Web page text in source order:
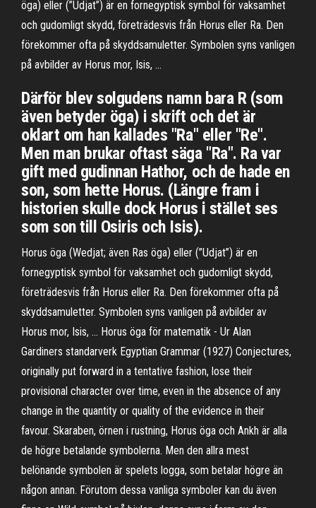
öga) eller (”Udjat”) är en fornegyptisk symbol för vaksamhet
och gudomligt skydd, företrädesvis från Horus eller Ra. Den
förekommer ofta på skyddsamuletter. Symbolen syns vanligen
på avbilder av Horus mor, Isis, …
Därför blev solgudens namn bara R (som
även betyder öga) i skrift och det är
oklart om han kallades "Ra" eller "Re".
Men man brukar oftast säga "Ra". Ra var
gift med gudinnan Hathor, och de hade en
son, som hette Horus. (Längre fram i
historien skulle dock Horus i stället ses
som son till Osiris och Isis).
Horus öga (Wedjat; även Ras öga) eller (”Udjat”) är en
fornegyptisk symbol för vaksamhet och gudomligt skydd,
företrädesvis från Horus eller Ra. Den förekommer ofta på
skyddsamuletter. Symbolen syns vanligen på avbilder av
Horus mor, Isis, … Horus öga för matematik - Ur Alan
Gardiners standarverk Egyptian Grammar (1927) Conjectures,
originally put forward in a tentative fashion, lose their
provisional character over time, even in the absence of any
change in the quantity or quality of the evidence in their
favour. Skaraben, örnen i rustning, Horus öga och Ankh är alla
de högre betalande symbolerna. Men den allra mest
belönande symbolen är spelets logga, som betalar högre än
någon annan. Förutom dessa vanliga symboler kan du även